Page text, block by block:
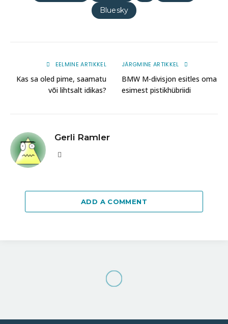
Bluesky
EELMINE ARTIKKEL
Kas sa oled pime, saamatu
või lihtsalt idikas?
JÄRGMINE ARTIKKEL
BMW M-divisjon esitles oma
esimest pistikhübriidi
Gerli Ramler
ADD A COMMENT